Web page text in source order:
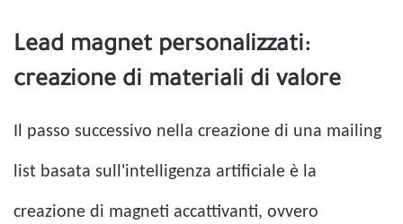
Lead magnet personalizzati:
creazione di materiali di valore
Il passo successivo nella creazione di una mailing
list basata sull'intelligenza artificiale è la
creazione di magneti accattivanti, ovvero